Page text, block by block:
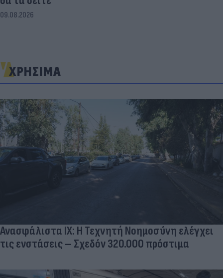
09.08.2026
ΧΡΗΣΙΜΑ
Ανασφάλιστα ΙΧ: Η Τεχνητή Νοημοσύνη ελέγχει
τις ενστάσεις – Σχεδόν 320.000 πρόστιμα